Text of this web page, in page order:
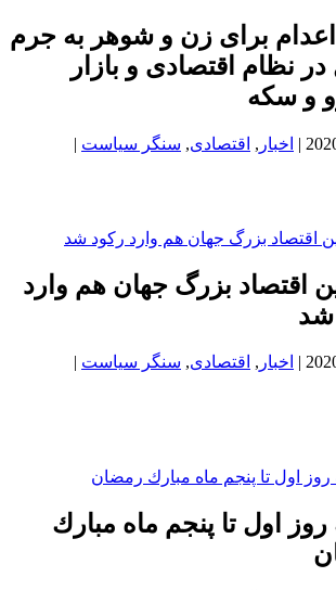
برای زن و شوهر به جرم
در نظام اقتصادی و بازار
و سکه
| اخبار , اقتصادی, سنگر سیاست |
اقتصاد بزرگ جهان هم وارد
شد
| اخبار , اقتصادی, سنگر سیاست |
روز اول تا پنجم ماه مبارك